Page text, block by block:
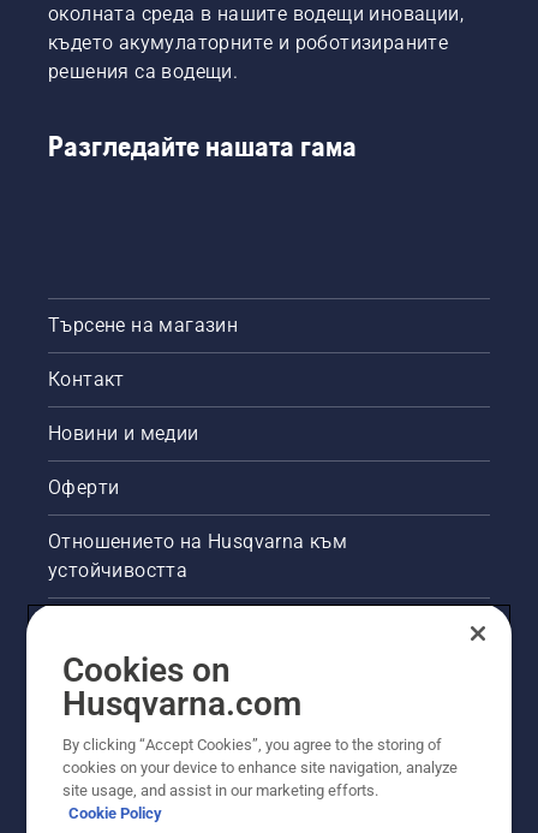
околната среда в нашите водещи иновации,
където акумулаторните и роботизираните
решения са водещи.
Разгледайте нашата гама
Търсене на магазин
Контакт
Новини и медии
Оферти
Отношението на Husqvarna към
устойчивостта
Други сайтове на Husqvarna
Cookies on
Husqvarna.com
By clicking “Accept Cookies”, you agree to the storing of
cookies on your device to enhance site navigation, analyze
site usage, and assist in our marketing efforts.
Cookie Policy